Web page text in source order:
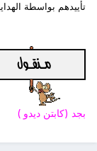
تأييدهم بواسطة
بجد (كابتن ديدو )